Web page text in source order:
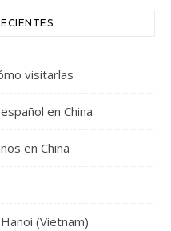
visitarlas
en China
en China
(Vietnam)